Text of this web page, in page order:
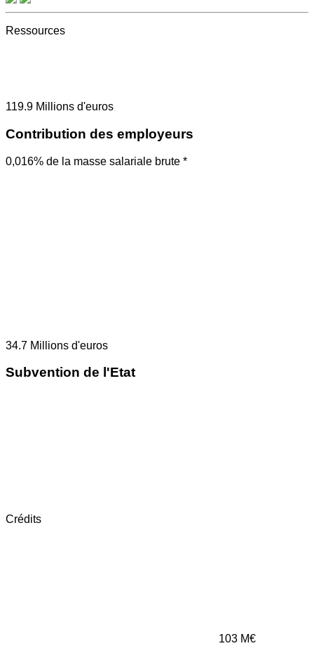
Ressources
119.9 Millions d'euros
Contribution des employeurs
0,016% de la masse salariale brute *
34.7 Millions d'euros
Subvention de l'Etat
Crédits
103 M€